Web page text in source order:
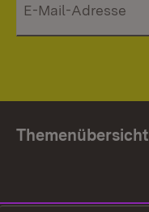
Themenübersicht